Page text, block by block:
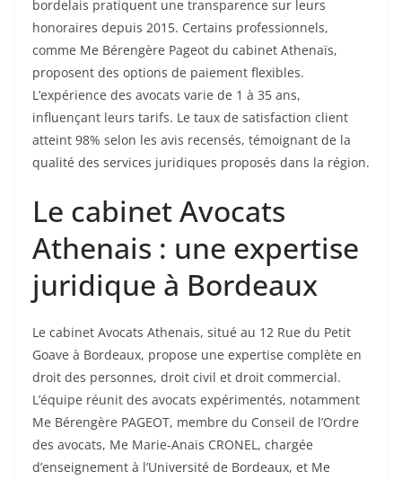
bordelais pratiquent une transparence sur leurs
honoraires depuis 2015. Certains professionnels,
comme Me Bérengère Pageot du cabinet Athenaïs,
proposent des options de paiement flexibles.
L’expérience des avocats varie de 1 à 35 ans,
influençant leurs tarifs. Le taux de satisfaction client
atteint 98% selon les avis recensés, témoignant de la
qualité des services juridiques proposés dans la région.
Le cabinet Avocats
Athenais : une expertise
juridique à Bordeaux
Le cabinet Avocats Athenais, situé au 12 Rue du Petit
Goave à Bordeaux, propose une expertise complète en
droit des personnes, droit civil et droit commercial.
L’équipe réunit des avocats expérimentés, notamment
Me Bérengère PAGEOT, membre du Conseil de l’Ordre
des avocats, Me Marie-Anais CRONEL, chargée
d’enseignement à l’Université de Bordeaux, et Me